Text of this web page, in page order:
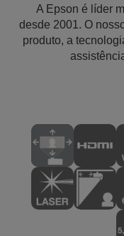
A Epson é líder
desde 2001. O
produto, a